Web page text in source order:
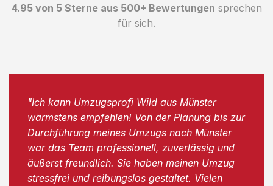
4.95 von 5 Sterne aus 500+ Bewertungen sprechen
für sich.
"Ich kann Umzugsprofi Wild aus Münster
wärmstens empfehlen! Von der Planung bis zur
Durchführung meines Umzugs nach Münster
war das Team professionell, zuverlässig und
äußerst freundlich. Sie haben meinen Umzug
stressfrei und reibungslos gestaltet. Vielen